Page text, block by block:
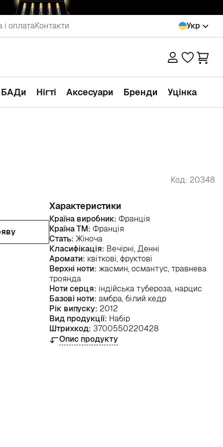
і оплатаКонтакти Укр
БАДи Нігті Аксесуари Бренди Уцінка
Код: 20348
Характеристики
Країна виробник: Франція
Країна ТМ: Франція
Стать: Жіноча
Класифікація: Вечірні, Денні
Аромати: квіткові, фруктові
Верхні ноти: жасмин, османтус, травнева
троянда
Ноти серця: індійська тубероза, нарцис
Базові ноти: амбра, білий кедр
Рік випуску: 2012
Вид продукції: Набір
Штрихкод: 3700550220428
Опис продукту